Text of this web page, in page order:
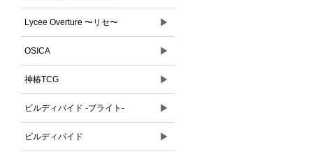
Lycee Overture 〜リセ〜 ▶
OSICA ▶
神椿TCG ▶
ビルディバイド -ブライト- ▶
ビルディバイド ▶